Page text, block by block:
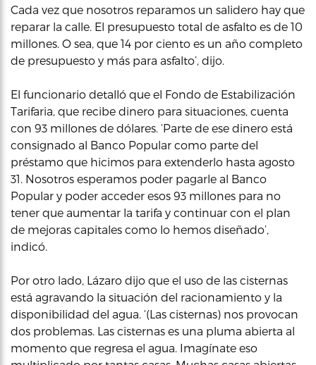
Cada vez que nosotros reparamos un salidero hay que
reparar la calle. El presupuesto total de asfalto es de 10
millones. O sea, que 14 por ciento es un año completo
de presupuesto y más para asfalto’, dijo.
El funcionario detalló que el Fondo de Estabilización
Tarifaria, que recibe dinero para situaciones, cuenta
con 93 millones de dólares. ‘Parte de ese dinero está
consignado al Banco Popular como parte del
préstamo que hicimos para extenderlo hasta agosto
31. Nosotros esperamos poder pagarle al Banco
Popular y poder acceder esos 93 millones para no
tener que aumentar la tarifa y continuar con el plan
de mejoras capitales como lo hemos diseñado’,
indicó.
Por otro lado, Lázaro dijo que el uso de las cisternas
está agravando la situación del racionamiento y la
disponibilidad del agua. ‘(Las cisternas) nos provocan
dos problemas. Las cisternas es una pluma abierta al
momento que regresa el agua. Imagínate eso